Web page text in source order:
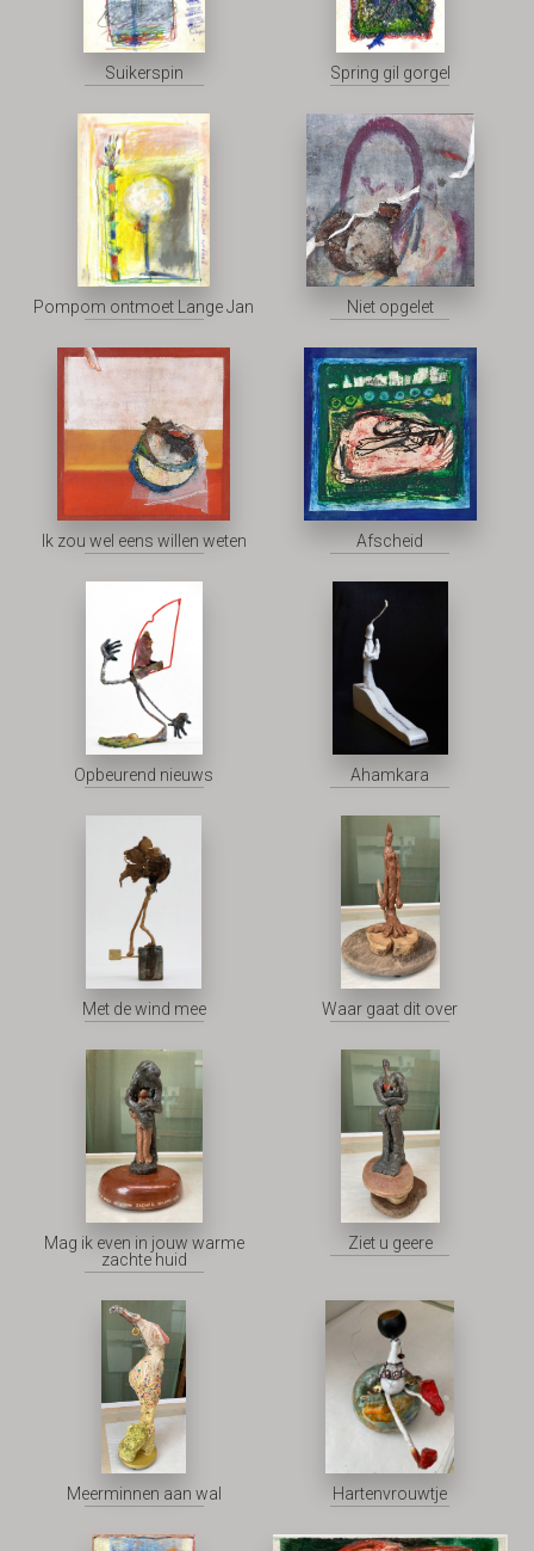
Suikerspin Spring gil gorgel
Pompom ontmoet Lange Jan Niet opgelet
Ik zou wel eens willen weten Afscheid
Opbeurend nieuws Ahamkara
Met de wind mee Waar gaat dit over
Mag ik even in jouw warme
zachte huid
Ziet u geere
Meerminnen aan wal Hartenvrouwtje